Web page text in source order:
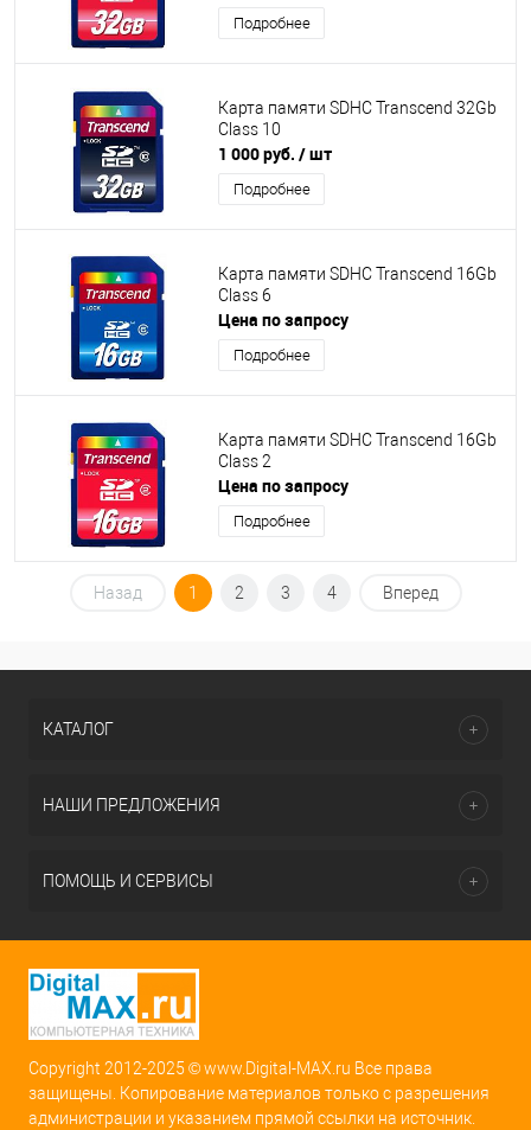
Подробнее
Карта памяти SDHC Transcend 32Gb
Class 10
1 000 руб. / шт
Подробнее
Карта памяти SDHC Transcend 16Gb
Class 6
Цена по запросу
Подробнее
Карта памяти SDHC Transcend 16Gb
Class 2
Цена по запросу
Подробнее
Назад 1 2 3 4 Вперед
КАТАЛОГ
НАШИ ПРЕДЛОЖЕНИЯ
ПОМОЩЬ И СЕРВИСЫ
Copyright 2012-2025 © www.Digital-MAX.ru Все права
защищены. Копирование материалов только с разрешения
администрации и указанием прямой ссылки на источник.